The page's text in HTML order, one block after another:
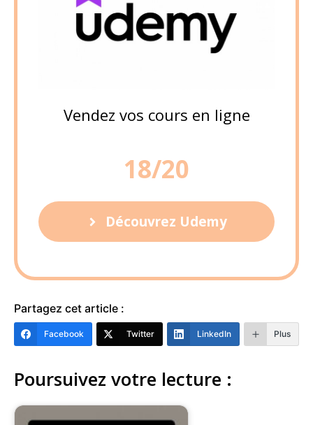
Vendez vos cours en ligne
18/20
Découvrez Udemy
Partagez cet article :
Facebook Twitter LinkedIn Plus
Poursuivez votre lecture :